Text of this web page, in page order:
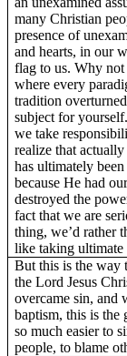
many Christian
presence of
and hearts, in our
flag to us. Why
where every
tradition
subject for
we take
realize that
has ultimately
because He had
destroyed the
fact that we are
thing, we’d rather
like taking ultimate
But this is the way
the Lord Jesus
overcame sin,
baptism, this is the
so much easier to
people, to blame